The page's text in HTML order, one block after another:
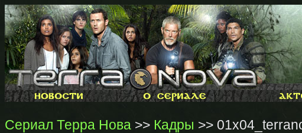
Сериал Терра Нова >> Кадры >>